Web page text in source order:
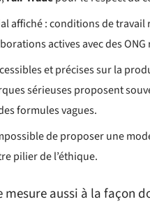
affiché : conditions de
actives avec des ONG
et précises sur la
sérieuses proposent
formules vagues.
de proposer une
pilier de l’éthique.
mesure aussi à la façon